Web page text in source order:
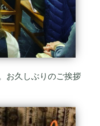
お久しぶりのご挨拶